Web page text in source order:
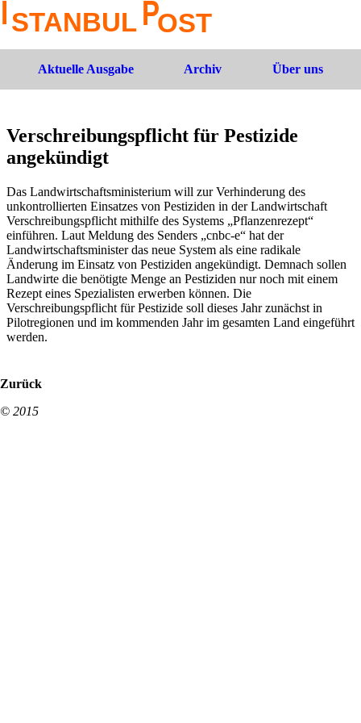
Aktuelle Ausgabe Archiv Über uns
Verschreibungspflicht für Pestizide
angekündigt
Das Landwirtschaftsministerium will zur Verhinderung des
unkontrollierten Einsatzes von Pestiziden in der Landwirtschaft
Verschreibungspflicht mithilfe des Systems „Pflanzenrezept“
einführen. Laut Meldung des Senders „cnbc-e“ hat der
Landwirtschaftsminister das neue System als eine radikale
Änderung im Einsatz von Pestiziden angekündigt. Demnach sollen
Landwirte die benötigte Menge an Pestiziden nur noch mit einem
Rezept eines Spezialisten erwerben können. Die
Verschreibungspflicht für Pestizide soll dieses Jahr zunächst in
Pilotregionen und im kommenden Jahr im gesamten Land eingeführt
werden.
Zurück
© 2015